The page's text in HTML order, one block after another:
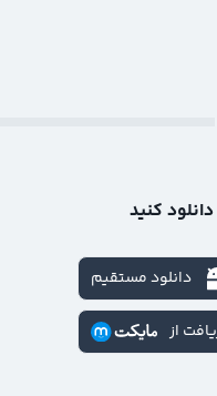
کنید
دانلود مستقیم
از